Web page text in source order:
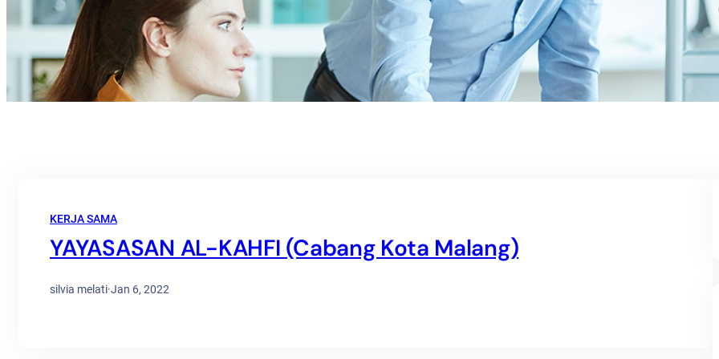
KERJA SAMA
YAYASASAN AL-KAHFI (Cabang Kota Malang)
silvia melati·Jan 6, 2022